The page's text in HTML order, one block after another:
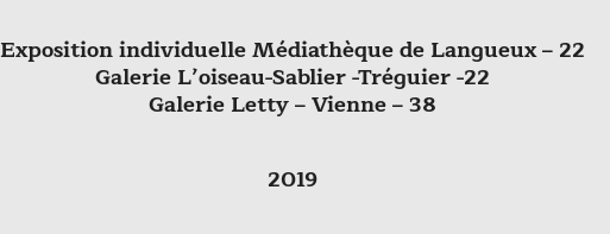
Exposition individuelle Médiathèque de Langueux – 22
Galerie L’oiseau-Sablier -Tréguier -22
Galerie Letty – Vienne – 38
2019